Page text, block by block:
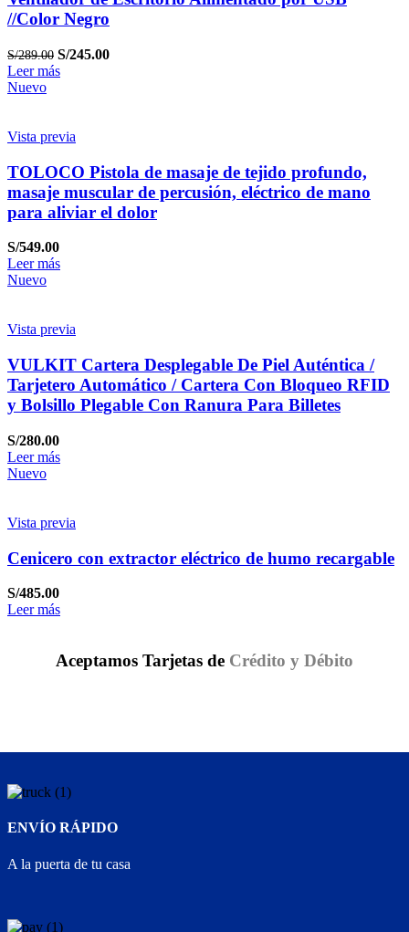
//Color Negro
S/289.00 S/245.00
Leer más
Nuevo
Vista previa
TOLOCO Pistola de masaje de tejido profundo,
masaje muscular de percusión, eléctrico de mano
para aliviar el dolor
S/549.00
Leer más
Nuevo
Vista previa
VULKIT Cartera Desplegable De Piel Auténtica /
Tarjetero Automático / Cartera Con Bloqueo RFID
y Bolsillo Plegable Con Ranura Para Billetes
S/280.00
Leer más
Nuevo
Vista previa
Cenicero con extractor eléctrico de humo recargable
S/485.00
Leer más
Aceptamos Tarjetas de Crédito y Débito
ENVÍO RÁPIDO
A la puerta de tu casa